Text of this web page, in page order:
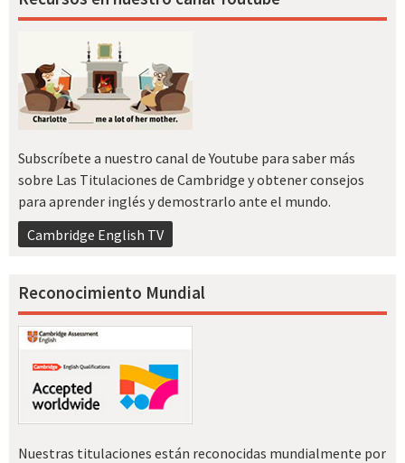
Subscríbete a nuestro canal de Youtube para saber más
sobre Las Titulaciones de Cambridge y obtener consejos
para aprender inglés y demostrarlo ante el mundo.
Cambridge English TV
Reconocimiento Mundial
Nuestras titulaciones están reconocidas mundialmente por